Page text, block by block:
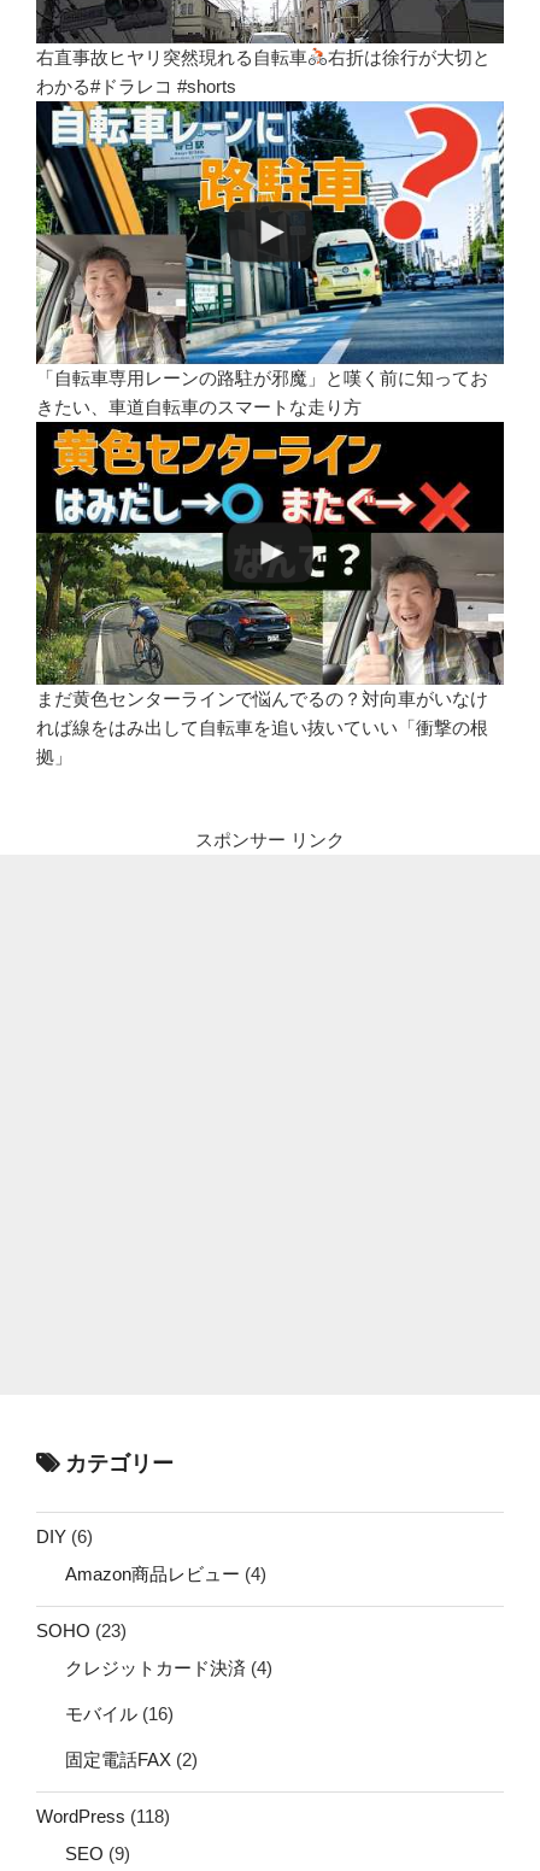
右直事故ヒヤリ突然現れる自転車
右折は徐行が大切と
わかる#ドラレコ #shorts
「自転車専用レーンの路駐が邪魔」と嘆く前に知ってお
きたい、車道自転車のスマートな走り方
まだ黄色センターラインで悩んでるの？対向車がいなけ
れば線をはみ出して自転車を追い抜いていい「衝撃の根
拠」
スポンサー リンク
カテゴリー
DIY (6)
Amazon商品レビュー (4)
SOHO (23)
クレジットカード決済 (4)
モバイル (16)
固定電話FAX (2)
WordPress (118)
SEO (9)